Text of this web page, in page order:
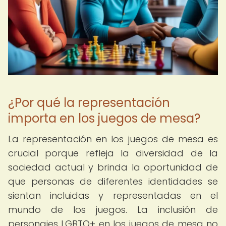
¿Por qué la representación
importa en los juegos de mesa?
La representación en los juegos de mesa es
crucial porque refleja la diversidad de la
sociedad actual y brinda la oportunidad de
que personas de diferentes identidades se
sientan incluidas y representadas en el
mundo de los juegos. La inclusión de